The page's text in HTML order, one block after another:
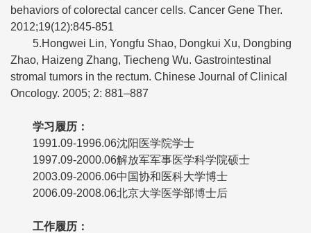
behaviors of colorectal cancer cells. Cancer Gene Ther.
2012;19(12):845-851
5.Hongwei Lin, Yongfu Shao, Dongkui Xu, Dongbing
Zhao, Haizeng Zhang, Tiecheng Wu. Gastrointestinal
stromal tumors in the rectum. Chinese Journal of Clinical
Oncology. 2005; 2: 881–887
学习履历：
1991.09-1996.06沈阳医学院学士
1997.09-2000.06解放军军事医学科学院硕士
2003.09-2006.06中国协和医科大学博士
2006.09-2008.06北京大学医学部博士后
工作履历：